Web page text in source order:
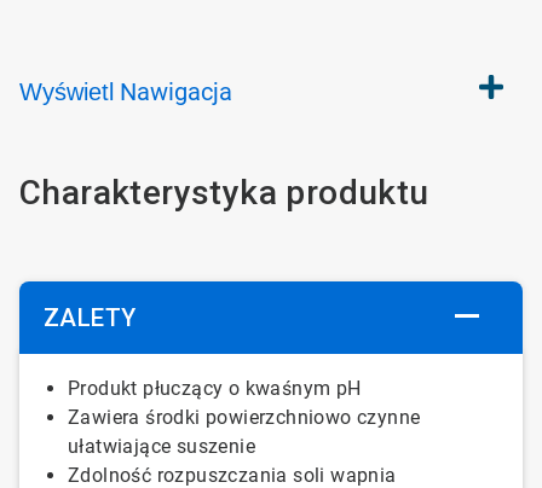
Wyświetl Nawigacja
Charakterystyka produktu
ZALETY
Produkt płuczący o kwaśnym pH
Zawiera środki powierzchniowo czynne
ułatwiające suszenie
Zdolność rozpuszczania soli wapnia